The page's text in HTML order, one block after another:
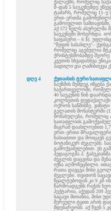
ქალაქში, რომელიც
შ–დან 5 საუკუნემდე
ტაძარს, რომელიც 11–ე
ერთ–ერთმა
გამოივლით
აქ 572 წელს ასურელმა
საუკუნეში მოხერხდა.
საფასური – 6 $).
"მეფის სასახლე"–
რომელიც აგებულია
ქრისტესშობამდე მეორე
კვეთის სხვადასხვა
სადილი და ღამისთევა
დღე 4
ქუთაისის ტური/
საუზმის შემდეგ
საქართველოში,
40 საუკუნის წინ
კოლხეთის დედაქალაქი
ოქროს საწმისზე. ვიზიტი
გელათის მონასტერში
მონახულება, რომელიც
სათაფლიის
მაგრამ დაახლოებით
ერთ–ერთი
ხასიათით და
ბოტანიკურ ძეგლებს.
გამოქვაბულებით. ეს
პედაგოგმა პ.
ძეგლის დაცვისა და
იქნა აღმოჩეცნილი.
რათა დაეცვა მისი
ძეგლები. თვითონ
წყალტუბოდან კი 9
წარმოადგენს რაჭის
ჰექტარია, აქედან 209
საცავი მთიანია, მისი
შერეული ტყით არის
მდებარეობს. აქ ჩვენ 5